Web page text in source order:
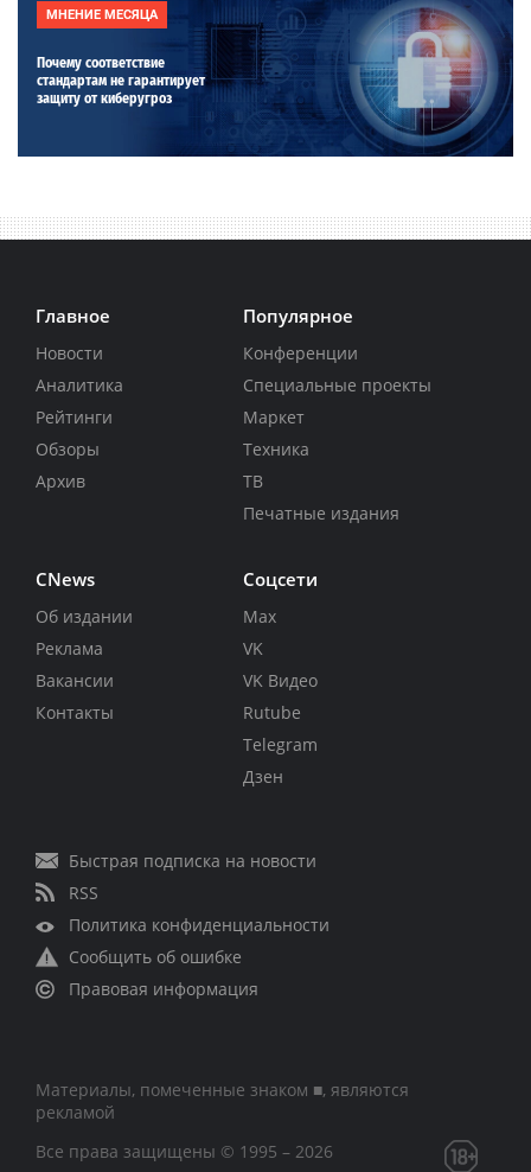
МНЕНИЕ МЕСЯЦА
Почему соответствие
стандартам не гарантирует
защиту от киберугроз
Главное
Новости
Аналитика
Рейтинги
Обзоры
Архив
Популярное
Конференции
Специальные проекты
Маркет
Техника
ТВ
Печатные издания
CNews
Об издании
Реклама
Вакансии
Контакты
Соцсети
Max
VK
VK Видео
Rutube
Telegram
Дзен
Быстрая подписка на новости
RSS
Политика конфиденциальности
Сообщить об ошибке
Правовая информация
Материалы, помеченные знаком ■, являются
рекламой
Все права защищены © 1995 – 2026